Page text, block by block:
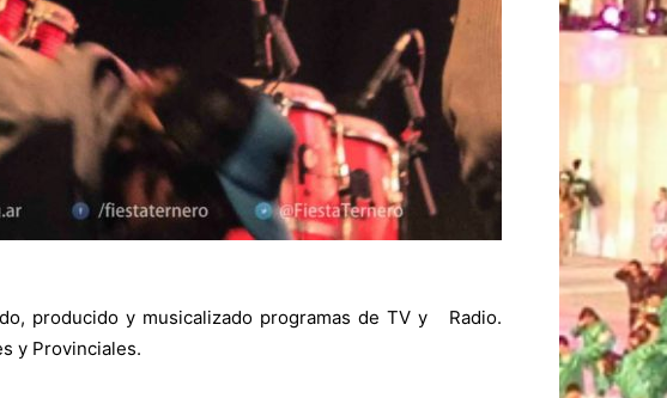
producido y musicalizado programas de TV y Radio.
y Provinciales.